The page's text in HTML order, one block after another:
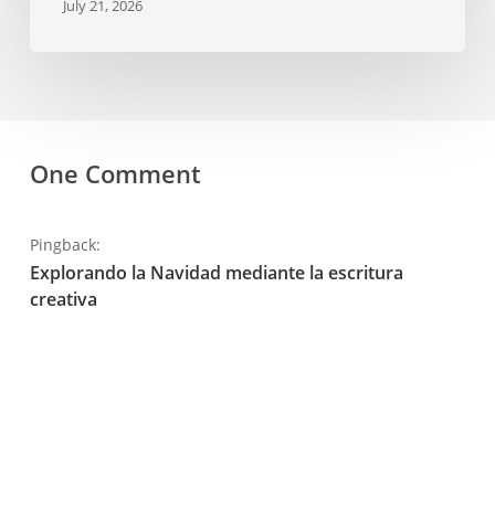
July 21, 2026
One Comment
Pingback:
Explorando la Navidad mediante la escritura
creativa